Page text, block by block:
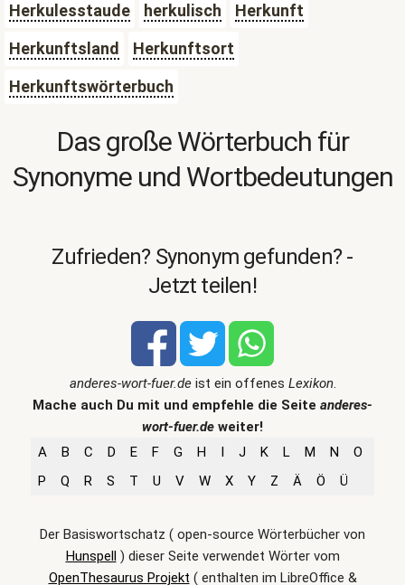
Herkulesstaude
herkulisch
Herkunft
Herkunftsland
Herkunftsort
Herkunftswörterbuch
Das große Wörterbuch für
Synonyme und Wortbedeutungen
Zufrieden? Synonym gefunden? -
Jetzt teilen!
anderes-wort-fuer.deist ein offenes Lexikon.
Mache auch Du mit und empfehle die Seite anderes-
wort-fuer.de weiter!
A
B C D E F G H I J K L M N
O
P
Q R S T U V W X Y Z Ä Ö Ü
Der Basiswortschatz ( open-source Wörterbücher von
Hunspell) dieser Seite verwendet Wörter vom
OpenThesaurus Projekt ( enthalten im LibreOffice &